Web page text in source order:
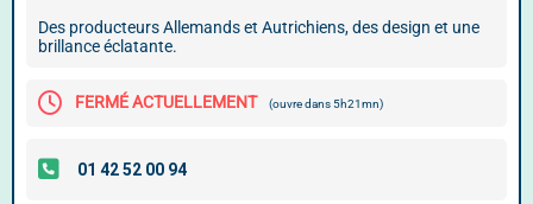
Des producteurs Allemands et Autrichiens, des design et une
brillance éclatante.
FERMÉ ACTUELLEMENT (ouvre dans 5h21mn)